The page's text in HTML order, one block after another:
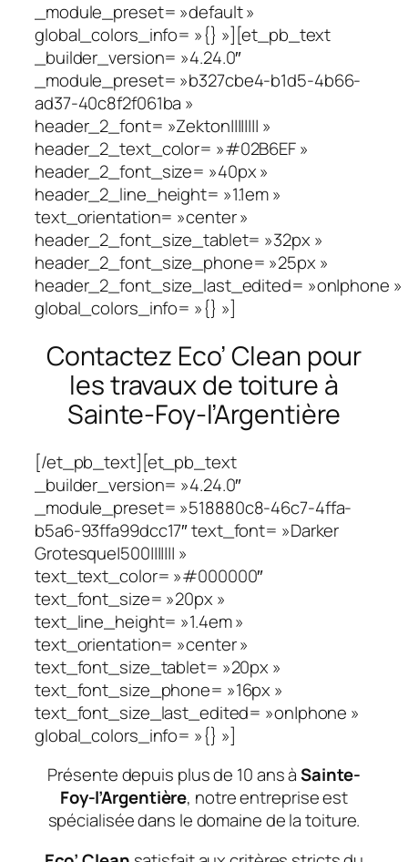
_module_preset= »default »
global_colors_info= »{} »][et_pb_text
_builder_version= »4.24.0″
_module_preset= »b327cbe4-b1d5-4b66-
ad37-40c8f2f061ba »
header_2_font= »Zekton|||||||| »
header_2_text_color= »#02B6EF »
header_2_font_size= »40px »
header_2_line_height= »1.1em »
text_orientation= »center »
header_2_font_size_tablet= »32px »
header_2_font_size_phone= »25px »
header_2_font_size_last_edited= »on|phone »
global_colors_info= »{} »]
Contactez Eco’ Clean pour
les travaux de toiture à
Sainte-Foy-l’Argentière
[/et_pb_text][et_pb_text
_builder_version= »4.24.0″
_module_preset= »518880c8-46c7-4ffa-
b5a6-93ffa99dcc17″ text_font= »Darker
Grotesque|500||||||| »
text_text_color= »#000000″
text_font_size= »20px »
text_line_height= »1.4em »
text_orientation= »center »
text_font_size_tablet= »20px »
text_font_size_phone= »16px »
text_font_size_last_edited= »on|phone »
global_colors_info= »{} »]
Présente depuis plus de 10 ans àSainte-
Foy-l’Argentière, notre entreprise est
spécialisée dans le domaine de la toiture.